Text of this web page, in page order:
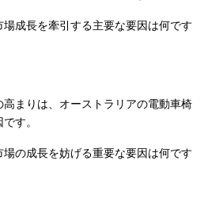
成長を牽引する主要な要因は何です
まりは、オーストラリアの電動車椅
す。
の成長を妨げる重要な要因は何です